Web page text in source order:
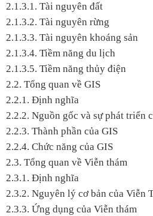
2.1.3.1. Tài nguyên đất
2.1.3.2. Tài nguyên rừng
2.1.3.3. Tài nguyên khoáng sản
2.1.3.4. Tiềm năng du lịch
2.1.3.5. Tiềm năng thủy điện
2.2. Tổng quan về GIS
2.2.1. Định nghĩa
2.2.2. Nguồn gốc và sự phát triển
2.2.3. Thành phần của GIS
2.2.4. Chức năng của GIS
2.3. Tổng quan về Viễn thám
2.3.1. Định nghĩa
2.3.2. Nguyên lý cơ bản của Viễn
2.3.3. Ứng dụng của Viễn thám